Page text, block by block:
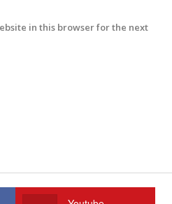
in this browser for the next